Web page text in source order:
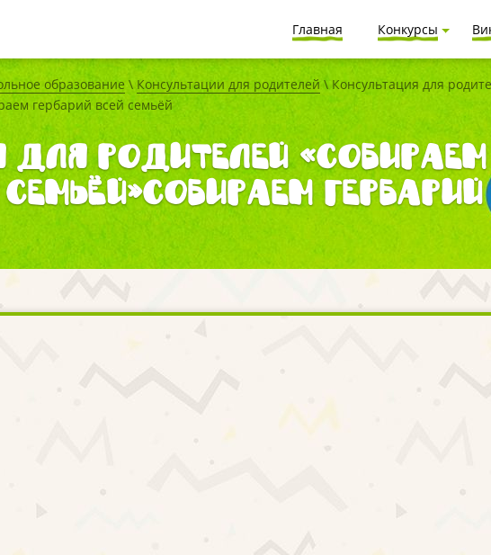
Главная Конкурсы
образование \ Консультации для родителей \ Консультация для
гербарий всей семьёй
для родителей «Собираем
гербарий